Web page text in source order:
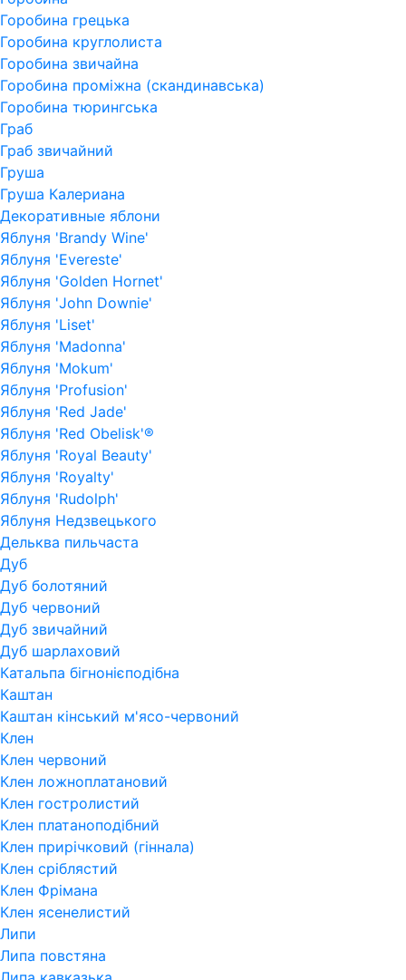
Горобина грецька
Горобина круглолиста
Горобина звичайна
Горобина проміжна (скандинавська)
Горобина тюрингська
Граб
Граб звичайний
Груша
Груша Калериана
Декоративные яблони
Яблуня 'Brandy Wine'
Яблуня 'Evereste'
Яблуня 'Golden Hornet'
Яблуня 'John Downie'
Яблуня 'Liset'
Яблуня 'Madonna'
Яблуня 'Mokum'
Яблуня 'Profusion'
Яблуня 'Red Jade'
Яблуня 'Red Obelisk'®
Яблуня 'Royal Beauty'
Яблуня 'Royalty'
Яблуня 'Rudolph'
Яблуня Недзвецького
Дельква пильчаста
Дуб
Дуб болотяний
Дуб червоний
Дуб звичайний
Дуб шарлаховий
Катальпа бігнонієподібна
Каштан
Каштан кінський м'ясо-червоний
Клен
Клен червоний
Клен ложноплатановий
Клен гостролистий
Клен платаноподібний
Клен прирічковий (гіннала)
Клен сріблястий
Клен Фрімана
Клен ясенелистий
Липи
Липа повстяна